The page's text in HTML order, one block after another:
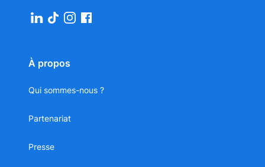
À propos
Qui sommes-nous ?
Partenariat
Presse